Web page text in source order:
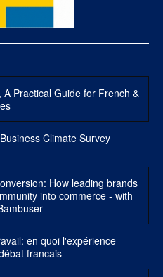
Practical Guide for French &
Climate Survey
How leading brands
into commerce - with
en quoi l'expérience
francais